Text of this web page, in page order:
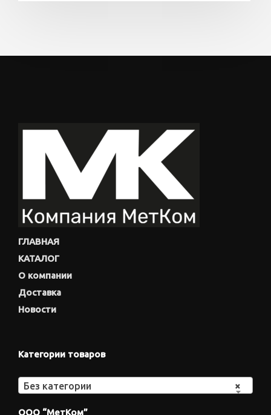
ГЛАВНАЯ
КАТАЛОГ
О компании
Доставка
Новости
Категории товаров
×
Без категории
ООО “МетКом”